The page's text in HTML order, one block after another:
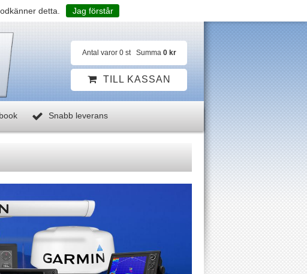
detta. Jag förstår
Antal varor 0 st Summa 0 kr
TILL KASSAN
Snabb leverans